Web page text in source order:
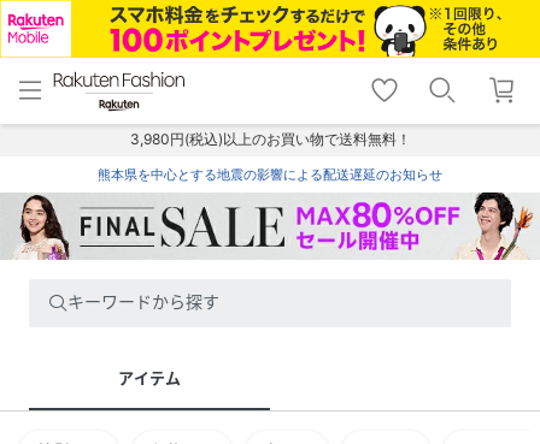
menu home
トップ
shopping_cart lock_outline
ログイン
3,980円(税込)以上のお買い物で送料無料！
熊本県を中心とする地震の影響による配送遅延のお知らせ
キーワードから探す
アイテム